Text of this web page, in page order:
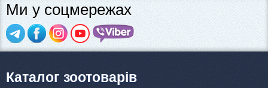
Ми у соцмережах
Каталог зоотоварів